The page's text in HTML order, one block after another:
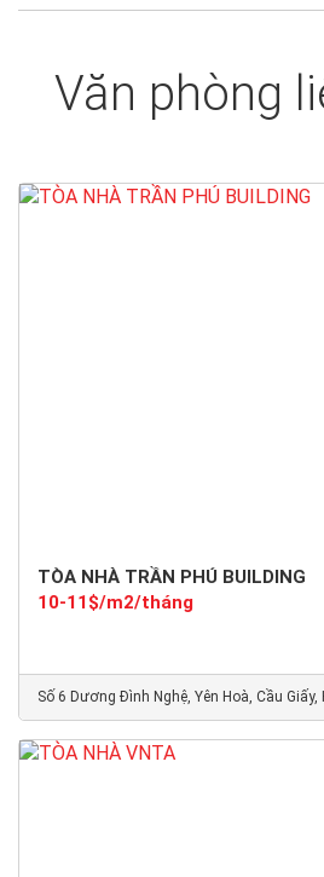
Văn phòng
TÒA NHÀ TRẦN PHÚ BUILDING
10-11$/m2/tháng
Số 6 Dương Đình Nghệ, Yên Hoà, Cầu Giấy,